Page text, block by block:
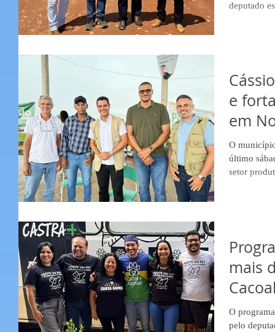
deputado
indicação e
e
em
O
último
setor
presidente
estrutura
melhores
mais
O
pelo